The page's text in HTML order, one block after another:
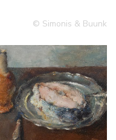
© Simonis & Buunk